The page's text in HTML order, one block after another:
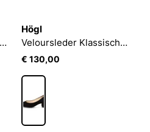
Schwarze niedrighackige Wildlederpumps
Högl
Veloursleder Klassischer Pumps
€ 130,00